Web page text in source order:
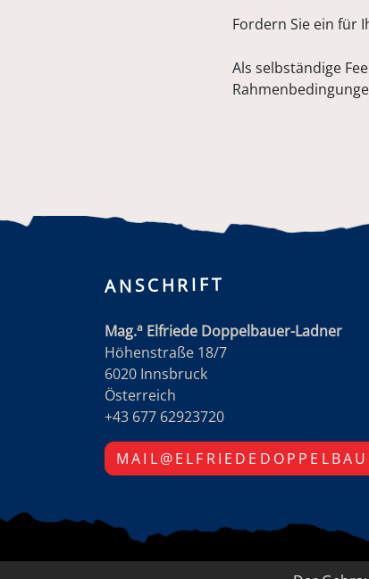
Fordern Sie ein für
Als selbständige
ANSCHRIFT
Mag.a Elfriede Doppelbauer-Ladner
Höhenstraße 18/7
6020 Innsbruck
Österreich
+43 677 62923720